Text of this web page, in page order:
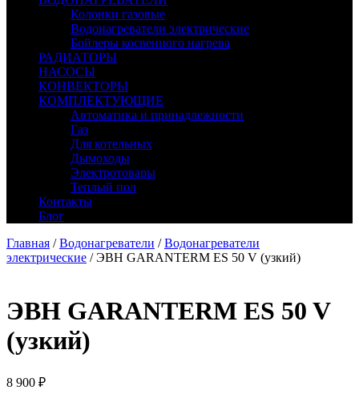
Колонки газовые
Водонагреватели электрические
Бойлеры косвенного нагрева
РАДИАТОРЫ
НАСОСЫ
КОНВЕКТОРЫ
КОМПЛЕКТУЮЩИЕ
Автоматика и принадлежности
Газ
Для котельных
Дымоходы
Электротовары
Теплый пол
Контакты
Блог
Главная /Водонагреватели /Водонагреватели
электрические / ЭВН GARANTERM ES 50 V (узкий)
ЭВН GARANTERM ES 50 V
(узкий)
8 900 ₽